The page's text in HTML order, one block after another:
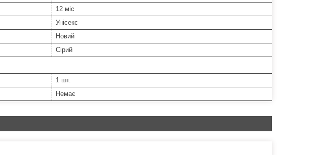
12 міс
Унісекс
Новий
Сірий
1 шт.
Немає